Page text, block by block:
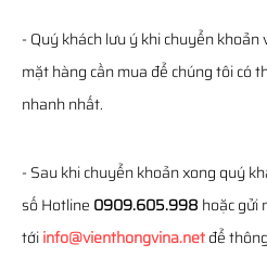
- Quý khách lưu ý khi chuyển
mặt hàng cần mua để chúng tôi có
nhanh nhất.
- Sau khi chuyển khoản xong quý
số Hotline 0909.605.998 hoặc gửi
tớiinfo@vienthongvina.netđể